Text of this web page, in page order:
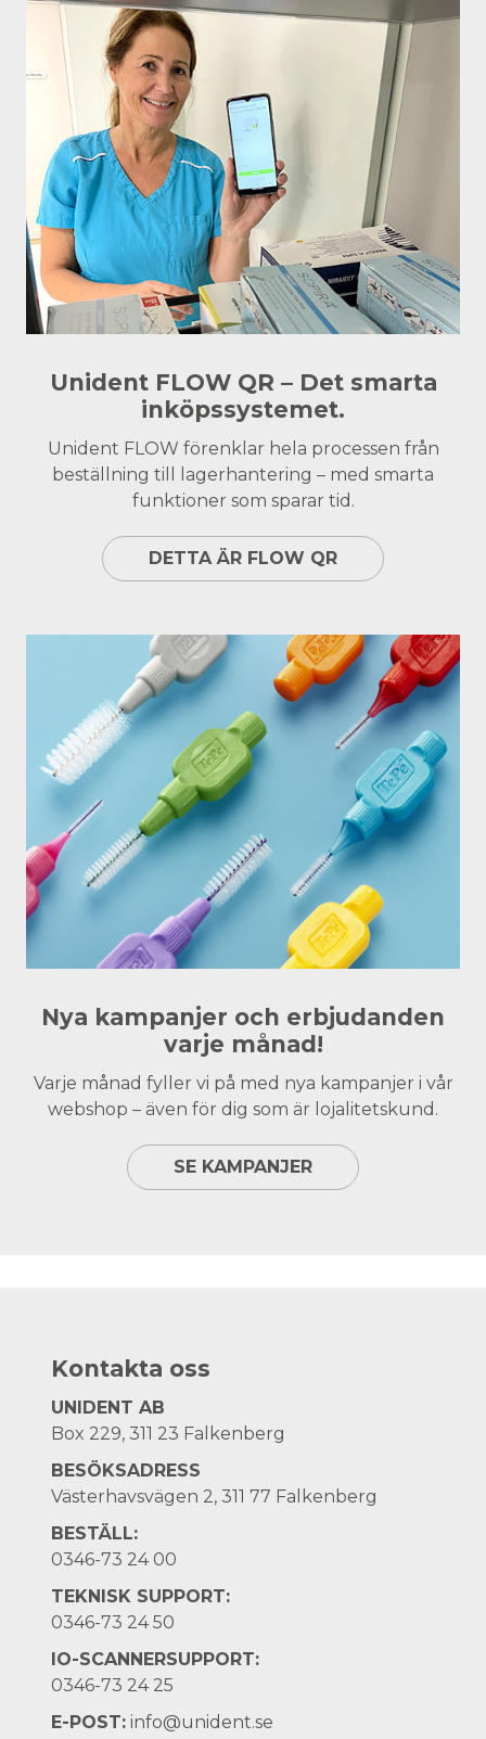
Unident FLOW QR – Det smarta
inköpssystemet.
Unident FLOW förenklar hela processen från
beställning till lagerhantering – med smarta
funktioner som sparar tid.
DETTA ÄR FLOW QR
Nya kampanjer och erbjudanden
varje månad!
Varje månad fyller vi på med nya kampanjer i vår
webshop – även för dig som är lojalitetskund.
SE KAMPANJER
Kontakta oss
UNIDENT AB
Box 229, 311 23 Falkenberg
BESÖKSADRESS
Västerhavsvägen 2, 311 77 Falkenberg
BESTÄLL:
0346-73 24 00
TEKNISK SUPPORT:
0346-73 24 50
IO-SCANNERSUPPORT:
0346-73 24 25
E-POST: info@unident.se